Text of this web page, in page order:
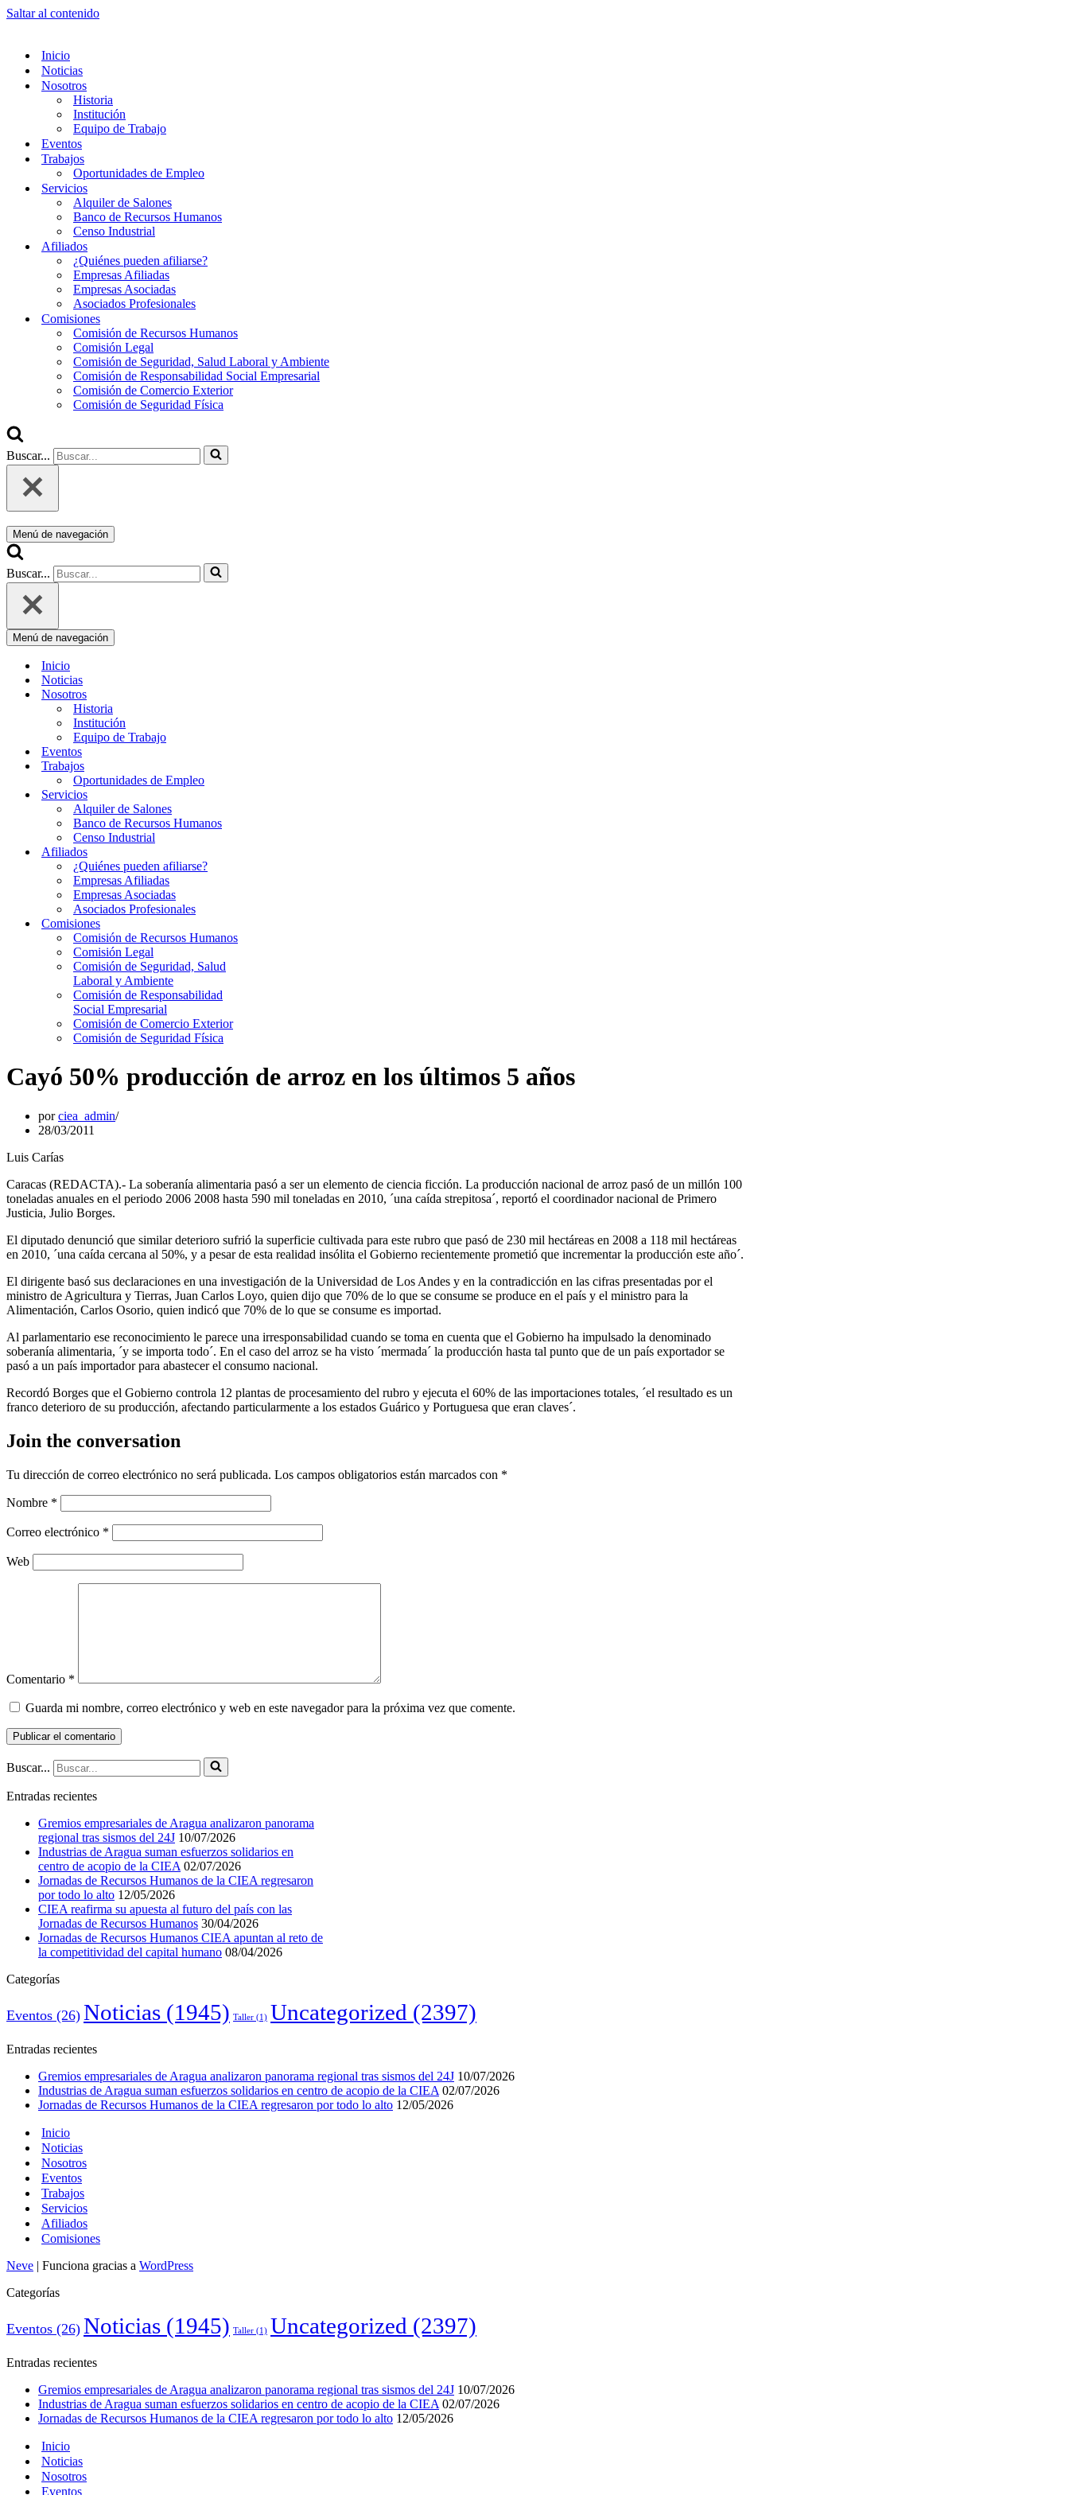
Saltar al contenido
Inicio
Noticias
Nosotros
Historia
Institución
Equipo de Trabajo
Eventos
Trabajos
Oportunidades de Empleo
Servicios
Alquiler de Salones
Banco de Recursos Humanos
Censo Industrial
Afiliados
¿Quiénes pueden afiliarse?
Empresas Afiliadas
Empresas Asociadas
Asociados Profesionales
Comisiones
Comisión de Recursos Humanos
Comisión Legal
Comisión de Seguridad, Salud Laboral y Ambiente
Comisión de Responsabilidad Social Empresarial
Comisión de Comercio Exterior
Comisión de Seguridad Física
Buscar...
Menú de navegación
Buscar...
Menú de navegación
Inicio
Noticias
Nosotros
Historia
Institución
Equipo de Trabajo
Eventos
Trabajos
Oportunidades de Empleo
Servicios
Alquiler de Salones
Banco de Recursos Humanos
Censo Industrial
Afiliados
¿Quiénes pueden afiliarse?
Empresas Afiliadas
Empresas Asociadas
Asociados Profesionales
Comisiones
Comisión de Recursos Humanos
Comisión Legal
Comisión de Seguridad, Salud
Laboral y Ambiente
Comisión de Responsabilidad
Social Empresarial
Comisión de Comercio Exterior
Comisión de Seguridad Física
Cayó 50% producción de arroz en los últimos 5 años
porciea_admin
28/03/2011
Luis Carías
Caracas (REDACTA).- La soberanía alimentaria pasó a ser un elemento de ciencia ficción. La producción nacional de arroz pasó de un millón 100
toneladas anuales en el periodo 2006 2008 hasta 590 mil toneladas en 2010, ´una caída strepitosa´, reportó el coordinador nacional de Primero
Justicia, Julio Borges.
El diputado denunció que similar deterioro sufrió la superficie cultivada para este rubro que pasó de 230 mil hectáreas en 2008 a 118 mil hectáreas
en 2010, ´una caída cercana al 50%, y a pesar de esta realidad insólita el Gobierno recientemente prometió que incrementar la producción este año´.
El dirigente basó sus declaraciones en una investigación de la Universidad de Los Andes y en la contradicción en las cifras presentadas por el
ministro de Agricultura y Tierras, Juan Carlos Loyo, quien dijo que 70% de lo que se consume se produce en el país y el ministro para la
Alimentación, Carlos Osorio, quien indicó que 70% de lo que se consume es importad.
Al parlamentario ese reconocimiento le parece una irresponsabilidad cuando se toma en cuenta que el Gobierno ha impulsado la denominado
soberanía alimentaria, ´y se importa todo´. En el caso del arroz se ha visto ´mermada´ la producción hasta tal punto que de un país exportador se
pasó a un país importador para abastecer el consumo nacional.
Recordó Borges que el Gobierno controla 12 plantas de procesamiento del rubro y ejecuta el 60% de las importaciones totales, ´el resultado es un
franco deterioro de su producción, afectando particularmente a los estados Guárico y Portuguesa que eran claves´.
Join the conversation
Tu dirección de correo electrónico no será publicada. Los campos obligatorios están marcados con *
Nombre *
Correo electrónico *
Web
Comentario *
Guarda mi nombre, correo electrónico y web en este navegador para la próxima vez que comente.
Buscar...
Entradas recientes
Gremios empresariales de Aragua analizaron panorama
regional tras sismos del 24J 10/07/2026
Industrias de Aragua suman esfuerzos solidarios en
centro de acopio de la CIEA 02/07/2026
Jornadas de Recursos Humanos de la CIEA regresaron
por todo lo alto 12/05/2026
CIEA reafirma su apuesta al futuro del país con las
Jornadas de Recursos Humanos 30/04/2026
Jornadas de Recursos Humanos CIEA apuntan al reto de
la competitividad del capital humano 08/04/2026
Categorías
Eventos (26) Noticias (1945) Taller (1) Uncategorized (2397)
Entradas recientes
Gremios empresariales de Aragua analizaron panorama regional tras sismos del 24J 10/07/2026
Industrias de Aragua suman esfuerzos solidarios en centro de acopio de la CIEA 02/07/2026
Jornadas de Recursos Humanos de la CIEA regresaron por todo lo alto 12/05/2026
Inicio
Noticias
Nosotros
Eventos
Trabajos
Servicios
Afiliados
Comisiones
Neve | Funciona gracias a WordPress
Categorías
Eventos (26) Noticias (1945) Taller (1) Uncategorized (2397)
Entradas recientes
Gremios empresariales de Aragua analizaron panorama regional tras sismos del 24J 10/07/2026
Industrias de Aragua suman esfuerzos solidarios en centro de acopio de la CIEA 02/07/2026
Jornadas de Recursos Humanos de la CIEA regresaron por todo lo alto 12/05/2026
Inicio
Noticias
Nosotros
Eventos